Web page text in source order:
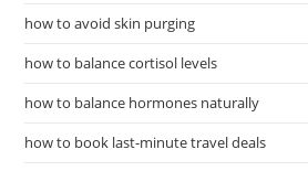
how to avoid skin purging
how to balance cortisol levels
how to balance hormones naturally
how to book last-minute travel deals